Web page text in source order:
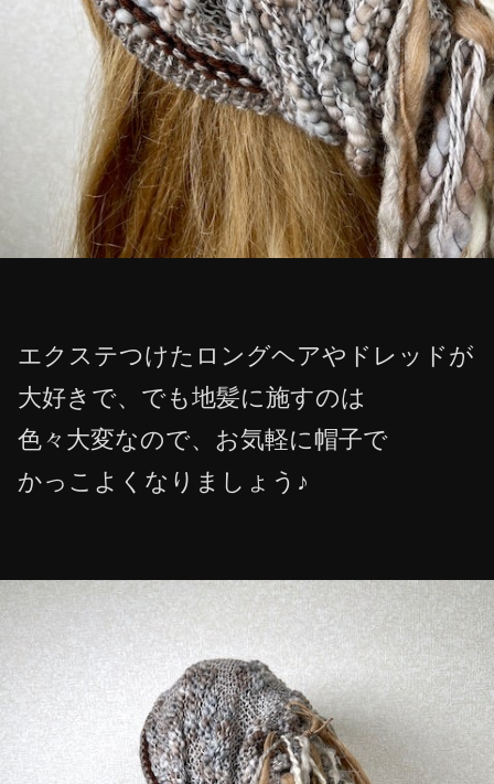
エクステつけたロングヘアやドレッドが
大好きで、でも地髪に施すのは
色々大変なので、お気軽に帽子で
かっこよくなりましょう♪